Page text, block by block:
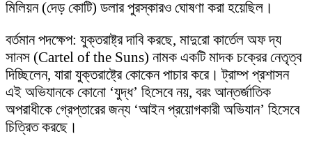
মিলিয়ন (দেড় কোটি) ডলার পুরস্কারও ঘোষণা করা হয়েছিল।
বর্তমান পদক্ষেপ: যুক্তরাষ্ট্র দাবি করছে, মাদুরো কার্তেল অফ দ্য
সানস (Cartel of the Suns) নামক একটি মাদক চক্রের নেতৃত্ব
দিচ্ছিলেন, যারা যুক্তরাষ্ট্রে কোকেন পাচার করে। ট্রাম্প প্রশাসন
এই অভিযানকে কোনো ‘যুদ্ধ’ হিসেবে নয়, বরং আন্তর্জাতিক
অপরাধীকে গ্রেপ্তারের জন্য ‘আইন প্রয়োগকারী অভিযান’ হিসেবে
চিত্রিত করছে।